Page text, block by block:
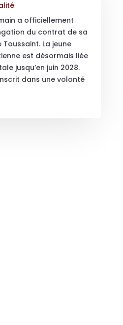
a officiellement
du contrat de sa
La jeune
est désormais liée
jusqu’en juin 2028.
dans une volonté